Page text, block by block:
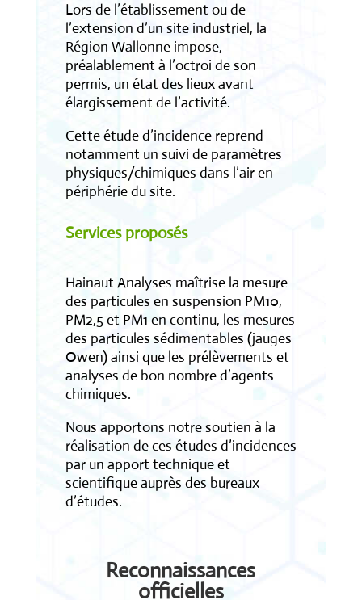
Lors de l’établissement ou de
l’extension d’un site industriel, la
Région Wallonne impose,
préalablement à l’octroi de son
permis, un état des lieux avant
élargissement de l’activité.
Cette étude d’incidence reprend
notamment un suivi de paramètres
physiques/chimiques dans l’air en
périphérie du site.
Services proposés
Hainaut Analyses maîtrise la mesure
des particules en suspension PM10,
PM2,5 et PM1 en continu, les mesures
des particules sédimentables (jauges
Owen) ainsi que les prélèvements et
analyses de bon nombre d’agents
chimiques.
Nous apportons notre soutien à la
réalisation de ces études d’incidences
par un apport technique et
scientifique auprès des bureaux
d’études.
Reconnaissances
officielles